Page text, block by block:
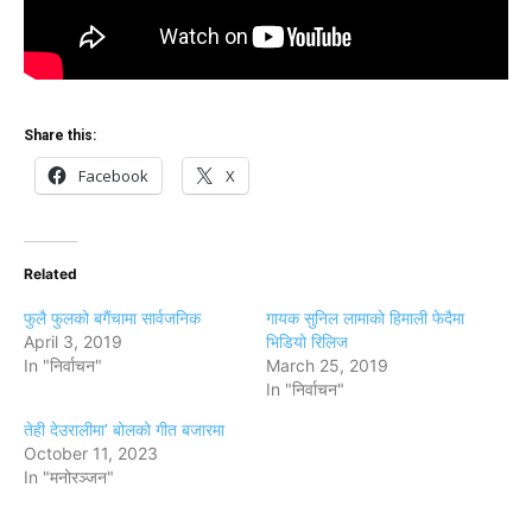
Share this:
Facebook X
Related
फुलै फुलको बगैंचामा सार्वजनिक
April 3, 2019
In "निर्वाचन"
गायक सुनिल लामाको हिमाली फेदैमा
भिडियो रिलिज
March 25, 2019
In "निर्वाचन"
तेही देउरालीमा’ बोलको गीत बजारमा
October 11, 2023
In "मनोरञ्जन"